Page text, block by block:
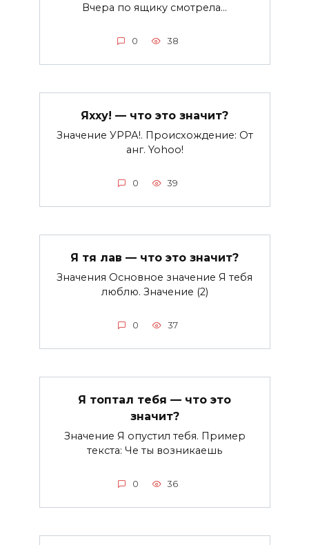
Вчера по ящику смотрела…
0 38
Яхху! — что это значит?
Значение УРРА!. Происхождение: От
анг. Yohoo!
0 39
Я тя лав — что это значит?
Значения Основное значение Я тебя
люблю. Значение (2)
0 37
Я топтал тебя — что это
значит?
Значение Я опустил тебя. Пример
текста: Че ты возникаешь
0 36